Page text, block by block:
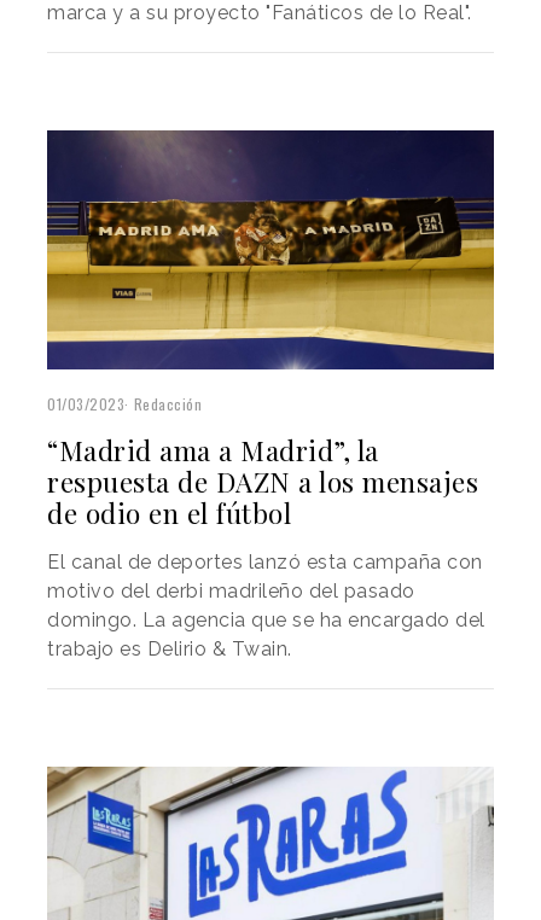
marca y a su proyecto "Fanáticos de lo Real".
01/03/2023 Redacción
“Madrid ama a Madrid”, la
respuesta de DAZN a los mensajes
de odio en el fútbol
El canal de deportes lanzó esta campaña con
motivo del derbi madrileño del pasado
domingo. La agencia que se ha encargado del
trabajo es Delirio & Twain.